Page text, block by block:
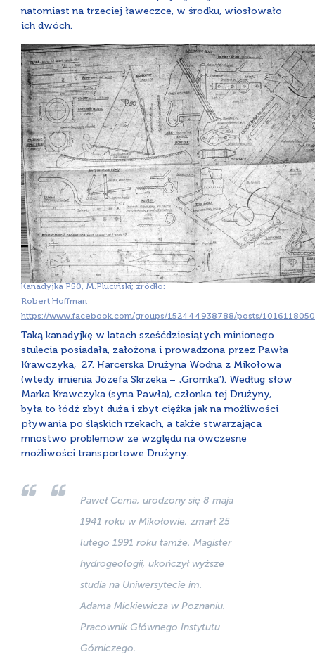
natomiast na trzeciej ławeczce, w środku, wiosłowało
ich dwóch.
Kanadyjka P50, M.Pluciński; źródło:
Robert Hoffman
https://www.facebook.com/groups/152444938788/posts/
Taką kanadyjkę w latach sześćdziesiątych minionego
stulecia posiadała, założona i prowadzona przez Pawła
Krawczyka, 27. Harcerska Drużyna Wodna z Mikołowa
(wtedy imienia Józefa Skrzeka – „Gromka”). Według słów
Marka Krawczyka (syna Pawła), członka tej Drużyny,
była to łódź zbyt duża i zbyt ciężka jak na możliwości
pływania po śląskich rzekach, a także stwarzająca
mnóstwo problemów ze względu na ówczesne
możliwości transportowe Drużyny.
Paweł Cema, urodzony się 8 maja
1941 roku w Mikołowie, zmarł 25
lutego 1991 roku tamże. Magister
hydrogeologii, ukończył wyższe
studia na Uniwersytecie im.
Adama Mickiewicza w Poznaniu.
Pracownik Głównego Instytutu
Górniczego.